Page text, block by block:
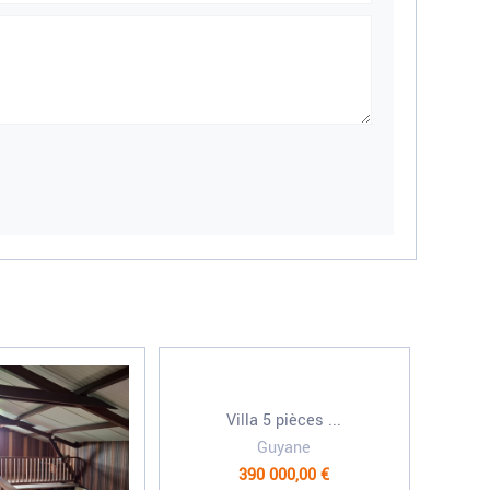
Villa 5 pièces ...
Guyane
390 000,00 €